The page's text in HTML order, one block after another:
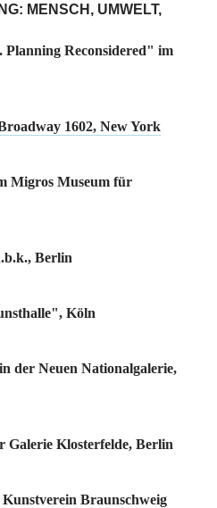
MENSCH, UMWELT,
Planning Reconsidered" im
1602, New York
Migros Museum für
Berlin
Köln
der Neuen Nationalgalerie,
Klosterfelde, Berlin
Braunschweig